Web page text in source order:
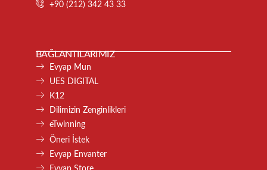
+90 (212) 342 43 33
BAĞLANTILARIMIZ
Evyap Mun
UES DIGITAL
K12
Dilimizin Zenginlikleri
eTwinning
Öneri İstek
Evyap Envanter